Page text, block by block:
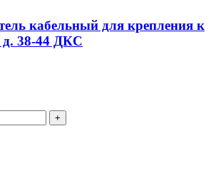
кабельный для крепления к
38-44 ДКС